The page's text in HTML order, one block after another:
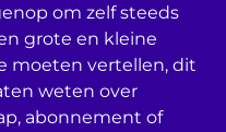
om zelf steeds
grote en kleine
moeten vertellen, dit
weten over
abonnement of